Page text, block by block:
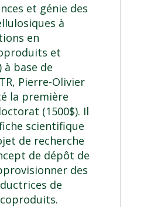
et génie des
à
en
et
à base de
Pierre-Olivier
la première
(1500$). Il
scientifique
de recherche
de dépôt de
des
de